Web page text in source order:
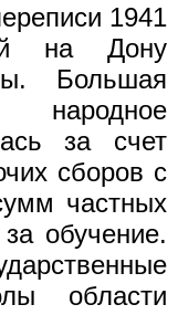
1941
на Дону
Большая
за счет
сборов с
частных
обучение.
области